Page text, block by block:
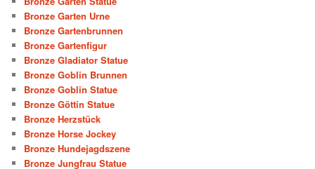
Bronze Garten Urne
Bronze Gartenbrunnen
Bronze Gartenfigur
Bronze Gladiator Statue
Bronze Goblin Brunnen
Bronze Goblin Statue
Bronze Göttin Statue
Bronze Herzstück
Bronze Horse Jockey
Bronze Hundejagdszene
Bronze Jungfrau Statue